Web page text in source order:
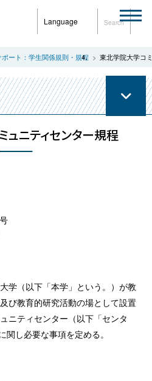
Language Search
ート：学生関係規則・規程 東北学院大学コ
ニティセンター規程
学（以下「本学」という。）が教
び教育的研究活動の場として設置
ニティセンター（以下「センタ
関し必要な事項を定める。